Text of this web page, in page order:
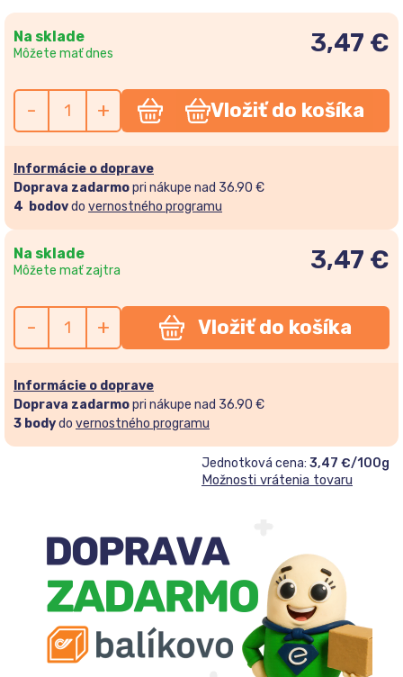
Na sklade
Môžete mať dnes 3,47 €
- + Vložiť do košíka
Informácie o doprave
Doprava zadarmopri nákupe nad 36.90 €
4 bodovdo vernostného programu
Na sklade
Môžete mať zajtra 3,47 €
- + Vložiť do košíka
Informácie o doprave
Doprava zadarmopri nákupe nad 36.90 €
3 bodydo vernostného programu
Jednotková cena: 3,47 €/100g
Možnosti vrátenia tovaru